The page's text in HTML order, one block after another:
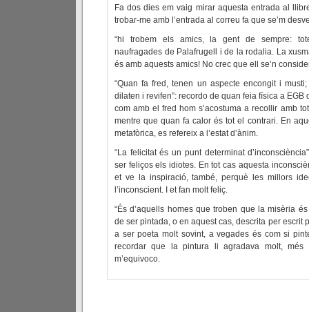
Fa dos dies em vaig mirar aquesta entrada al
trobar-me amb l’entrada al correu fa que se’m
“hi trobem els amics, la gent de sempre:
naufragades de Palafrugell i de la rodalia. La
és amb aquests amics! No crec que ell se’n
“Quan fa fred, tenen un aspecte encongit i
dilaten i revifen”: recordo de quan feia física a
com amb el fred hom s’acostuma a recollir amb
mentre que quan fa calor és tot el contrari. En
metafòrica, es refereix a l’estat d’ànim.
“La felicitat és un punt determinat
ser feliços els idiotes. En tot cas aquesta
et ve la inspiració, també, perquè les millors
l’inconscient. I et fan molt feliç.
“És d’aquells homes que troben que la misèria
de ser pintada, o en aquest cas, descrita per escrit
a ser poeta molt sovint, a vegades és com si
recordar que la pintura li agradava molt,
m’equivoco.